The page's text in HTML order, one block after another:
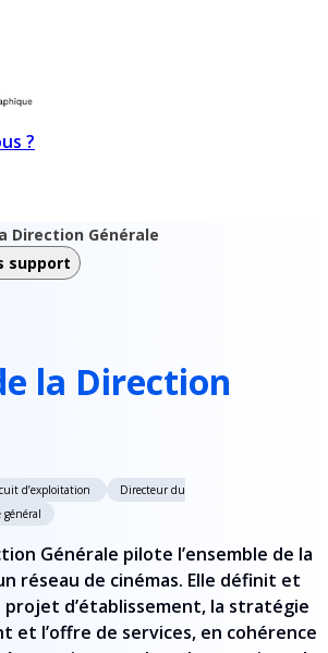
?
Direction Générale
support
la Direction
d’exploitation
Directeur du
général
Générale pilote l’ensemble de la
réseau de cinémas. Elle définit et
d’établissement, la stratégie
et l’offre de services, en cohérence